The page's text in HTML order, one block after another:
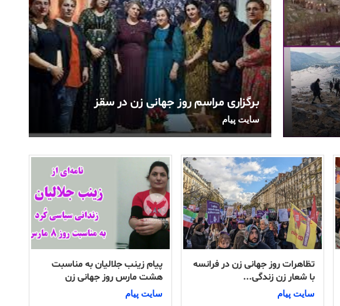
برگزاری مراسم روز جهانی زن در سقز
سایت پیام
تظاهرات روز جهانی زن در فرانسه
با شعار زن زندگی...
سایت پیام
پیام زینب جلالیان به مناسبت
هشت مارس روز جهانی زن
سایت پیام